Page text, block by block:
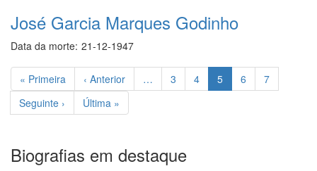
José Garcia Marques Godinho
Data da morte: 21-12-1947
Paginação
Primeira
página
« Primeira
Página
anterior
‹ Anterior … Page
3 Page
4
Página
atual
5 Page
6 Page
7
Próxima
página
Seguinte ›
Última
página
Última »
Biografias em destaque